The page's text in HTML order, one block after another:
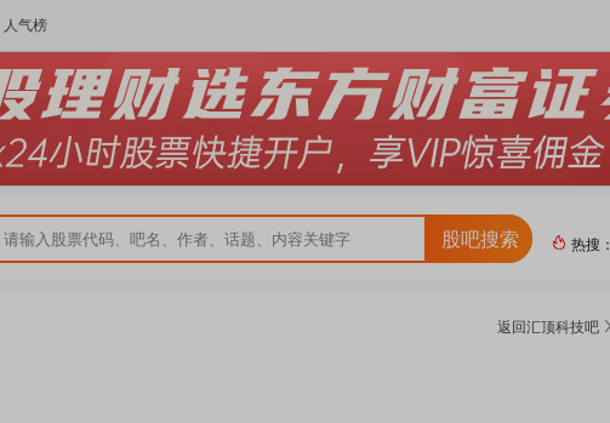
人气榜
股吧搜索
热门
热搜：
返回汇顶科技吧